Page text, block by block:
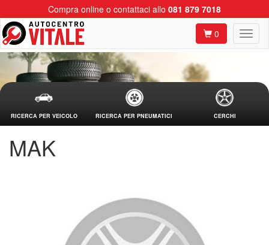
Compra online o contattaci allo 081 879 7018
0
RICERCA PER VEICOLO RICERCA PER PNEUMATICI CERCHI
MAK